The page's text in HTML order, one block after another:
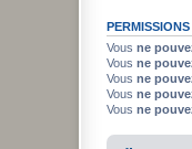
Vous ne
Vous ne
Vous ne
Vous ne
Vous ne